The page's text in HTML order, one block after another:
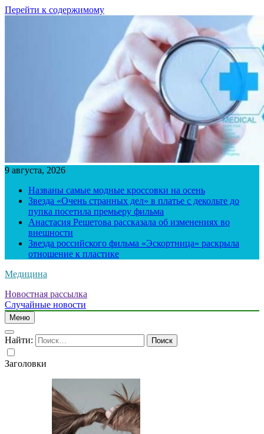
Перейти к содержимому
9 августа, 2026
Названы самые модные кроссовки на осень
Звезда «Очень странных дел» в платье с декольте до
пупка посетила премьеру фильма
Анастасия Решетова рассказала об изменениях во
внешности
Звезда российского фильма «Эскортница» раскрыла
отношение к пластике
Медицина
Новостная рассылка
Случайные новости
Меню
Найти:
Заголовки